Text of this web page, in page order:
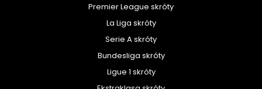
Premier League skróty
La Liga skróty
Serie A skróty
Bundesliga skróty
Ligue 1 skróty